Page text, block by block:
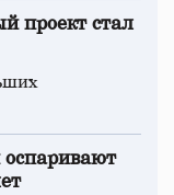
проект стал